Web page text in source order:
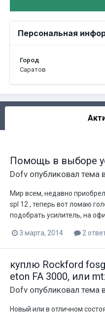
Персональная
Город
Саратов
Помощь в выборе
Dofv опубликовал тема
Мир всем, недавно
spl 12 , теперь вот ломаю
подобрать усилитель, на
3 марта, 2014 2
куплю Rockford
eton FA 3000, или
Dofv опубликовал тема
Новый или в отличном